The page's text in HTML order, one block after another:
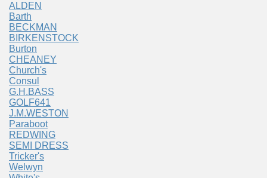
ALDEN
Barth
BECKMAN
BIRKENSTOCK
Burton
CHEANEY
Church's
Consul
G.H.BASS
GOLF641
J.M.WESTON
Paraboot
REDWING
SEMI DRESS
Tricker's
Welwyn